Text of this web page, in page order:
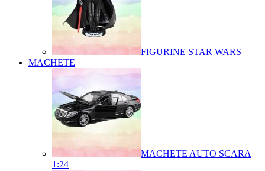
FIGURINE STAR WARS
MACHETE
MACHETE AUTO SCARA
1:24